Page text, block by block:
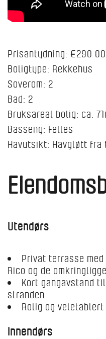
Prisantydning: €290
Boligtype: Rekkehus
Soverom: 2
Bad: 2
Bruksareal bolig: ca.
Basseng: Felles
Havutsikt: Havgløtt fra
Utendørs
Privat terrasse
Rico og de
Kort gangavstand
stranden
Rolig og veletablert
Innendørs